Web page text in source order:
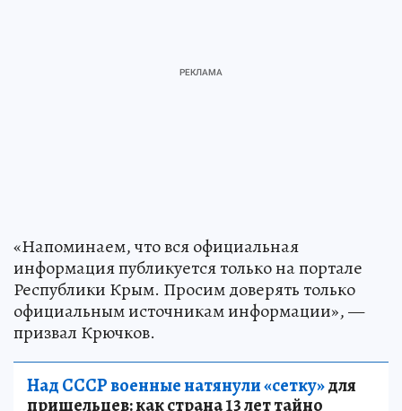
«Напоминаем, что вся официальная
информация публикуется только на портале
Республики Крым. Просим доверять только
официальным источникам информации», —
призвал Крючков.
Над СССР военные натянули «сетку»для
пришельцев: как страна 13 лет тайно